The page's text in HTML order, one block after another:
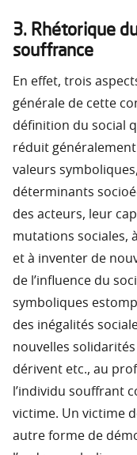
3. Rhétorique
souffrance
En effet, trois
générale de cette
définition du social
réduit
valeurs
déterminants
des acteurs, leur
mutations sociales,
et à inventer de
de l’influence du
symboliques
des inégalités
nouvelles
dérivent etc., au
l’individu souffrant
victime. Un victime
autre forme de